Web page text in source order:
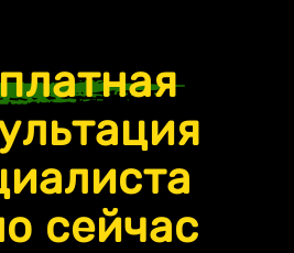
сейчас